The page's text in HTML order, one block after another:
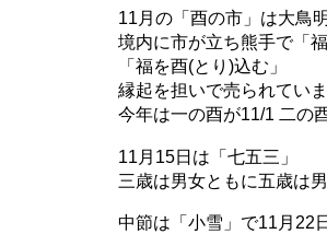
11月の「酉の市」は大鳥
境内に市が立ち熊手で「
「福を酉(とり)込む」
縁起を担いで売られてい
今年は一の酉が11/1 二の
11月15日は「七五三」
三歳は男女ともに五歳は
中節は「小雪」で11月22